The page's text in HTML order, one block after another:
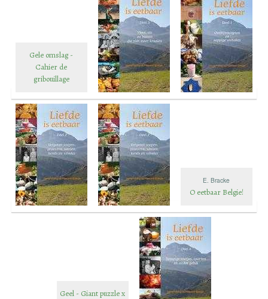
Gele omslag -
Cahier de
gribouillage
E. Bracke
O eetbaar Belgie!
Geel - Giant puzzle x